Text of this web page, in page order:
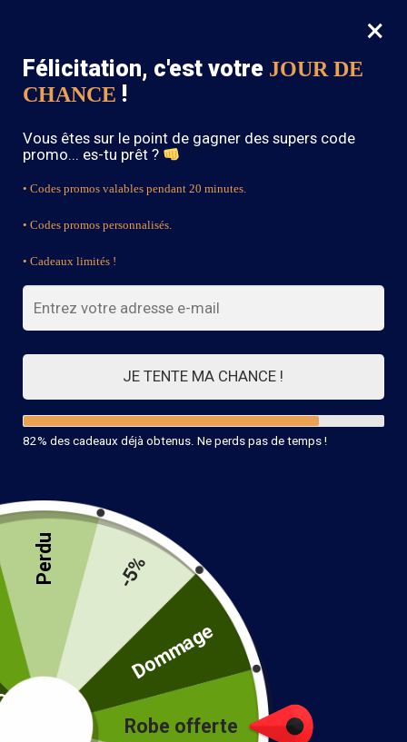
0
SOLDES : -15% sur toute la boutique avec le code « BOHEME15 »
Bague Bohème Or Chic
14 en stock
Ajouter au panier
×
Félicitation, c'est votre JOUR DE
CHANCE !
Vous êtes sur le point de gagner des supers code
promo... es-tu prêt ?
• Codes promos valables pendant 20 minutes.
• Codes promos personnalisés.
• Cadeaux limités !
JE TENTE MA CHANCE !
82% des cadeaux déjà obtenus. Ne perds pas de temps !
Robe offerte
Perdu -5%
Dommage